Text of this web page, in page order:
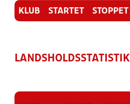
KLUB STARTET STOPPET
LANDSHOLDSSTATISTIK